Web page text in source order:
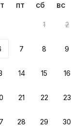
пт сб вс
1 2
7 8 9
14 15 16
21 22 23
28 29 30